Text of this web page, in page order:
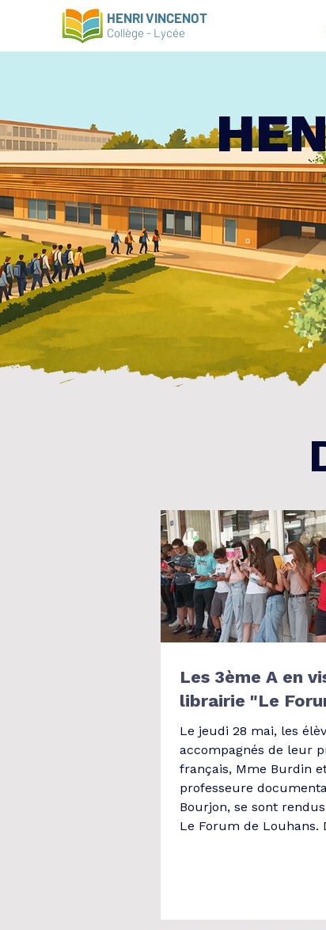
HENRI VINCENOT
Collège - Lycée
Les 3ème A en visite à la
librairie "Le
Le jeudi 28 mai, les
accompagnés de leur
français, Mme Burdin
professeure
Bourjon, se sont
Le Forum de Louhans.
rayons pour trouver les